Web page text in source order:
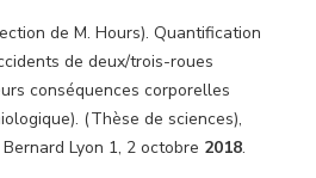
de M. Hours). Quantification
de deux/trois-roues
conséquences corporelles
(Thèse de sciences),
Lyon 1, 2 octobre 2018.